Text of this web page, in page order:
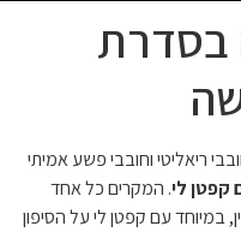
בסדרת
ריאליטי וחובבי פשע אמיתי
קפטן לי. המקרים כל אחד
במיוחד עם קפטן לי על הסיפון